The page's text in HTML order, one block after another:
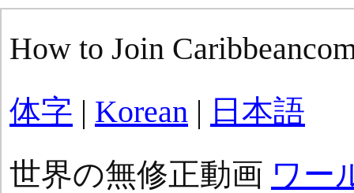
How to Join
体字 | Korean | 日本語
世界の無修正動画 ワー